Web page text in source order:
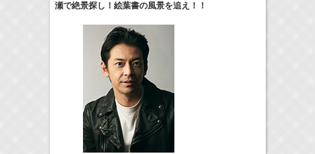
> More
瀬で絶景探し！絵葉書の風景を追え！！